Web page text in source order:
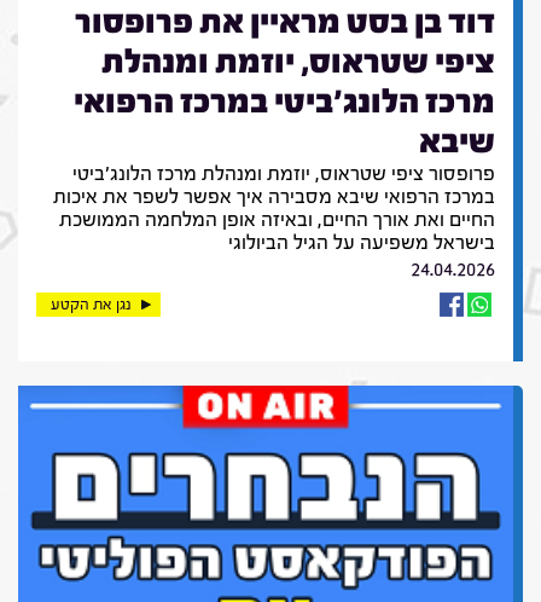
דוד בן בסט מראיין את פרופסור
ציפי שטראוס, יוזמת ומנהלת
מרכז הלונג'ביטי במרכז הרפואי
שיבא
פרופסור ציפי שטראוס, יוזמת ומנהלת מרכז הלונג'ביטי
במרכז הרפואי שיבא מסבירה איך אפשר לשפר את איכות
החיים ואת אורך החיים, ובאיזה אופן המלחמה הממושכת
בישראל משפיעה על הגיל הביולוגי
24.04.2026
נגן את הקטע